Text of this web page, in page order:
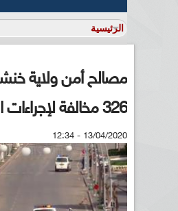
مصالح أمن ولاية
326 مخالفة لإجراءات الحجر الصحي
13/04/2020 - 12:34